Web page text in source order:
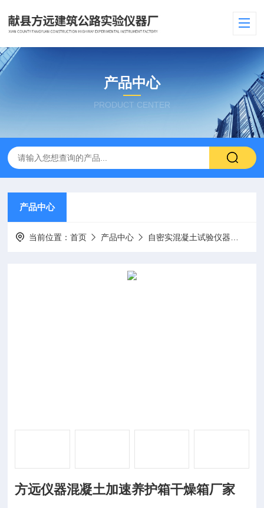
产品中心
PRODUCT CENTER
产品中心
当前位置：首页 产品中心 自密实混凝土试验仪器
方远仪器混凝土加速养护箱干燥箱厂家